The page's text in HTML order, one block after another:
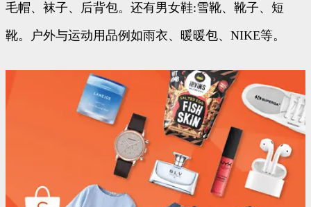
毛帽、袜子、后背包。还有男女鞋:雪靴、靴子、短
靴。户外与运动用品例如雨衣、暖暖包、NIKE等。